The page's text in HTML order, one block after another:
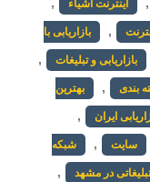
اینترنت اشیاء
, بازاریابی با
بازاریابی و تبلیغات ,
بندی , بهترین
ایران ,
سایت , شبکه
در مشهد ,